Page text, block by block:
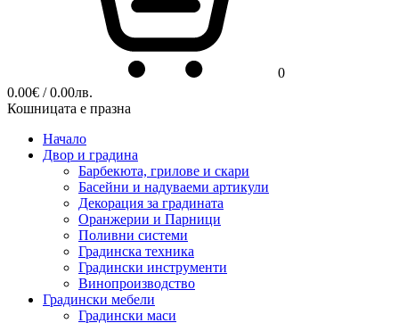
0
0.00€ / 0.00лв.
Кошницата е празна
Начало
Двор и градина
Барбекюта, грилове и скари
Басейни и надуваеми артикули
Декорация за градината
Оранжерии и Парници
Поливни системи
Градинска техника
Градински инструменти
Винопроизводство
Градински мебели
Градински маси